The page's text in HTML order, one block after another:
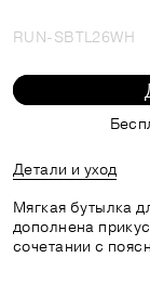
RUN-SBTL26WH
Детали и уход
Мягкая бутылка
дополнена
сочетании с